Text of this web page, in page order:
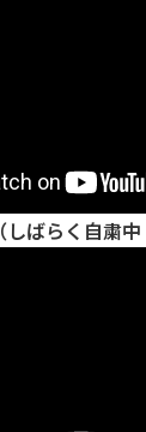
ばらく自粛中